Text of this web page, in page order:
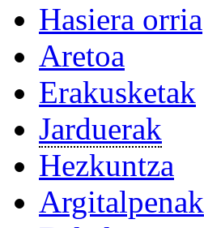
Hasiera orria
Aretoa
Erakusketak
Jarduerak
Hezkuntza
Argitalpenak